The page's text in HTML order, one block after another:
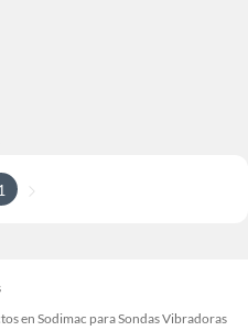
en Sodimac para Sondas Vibradoras